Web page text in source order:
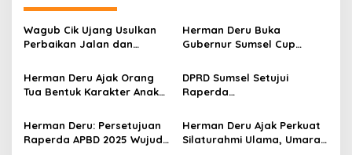
a
s
i
p
o
s
Wagub Cik Ujang Usulkan
Perbaikan Jalan dan
Program IJD 2027 ke
Kementerian PU
Herman Deru Buka
Gubernur Sumsel Cup
Pembinaan Atlet Sejak Usia
Dini
Herman Deru Ajak Orang
Tua Bentuk Karakter Anak
Peringatan HAN ke-42
Sumsel
DPRD Sumsel Setujui
Raperda
2025, Banggar Soroti
Digitalisasi Aset hingga
Penyelesaian Utang Daerah
Herman Deru: Persetujuan
Raperda APBD 2025 Wujud
Herman Deru Ajak Perkuat
Silaturahmi Ulama, Umara,